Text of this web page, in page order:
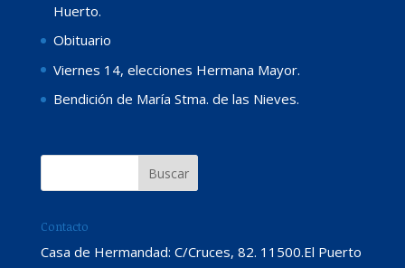
Huerto.
Obituario
Viernes 14, elecciones Hermana Mayor.
Bendición de María Stma. de las Nieves.
Contacto
Casa de Hermandad: C/Cruces, 82. 11500.El Puerto